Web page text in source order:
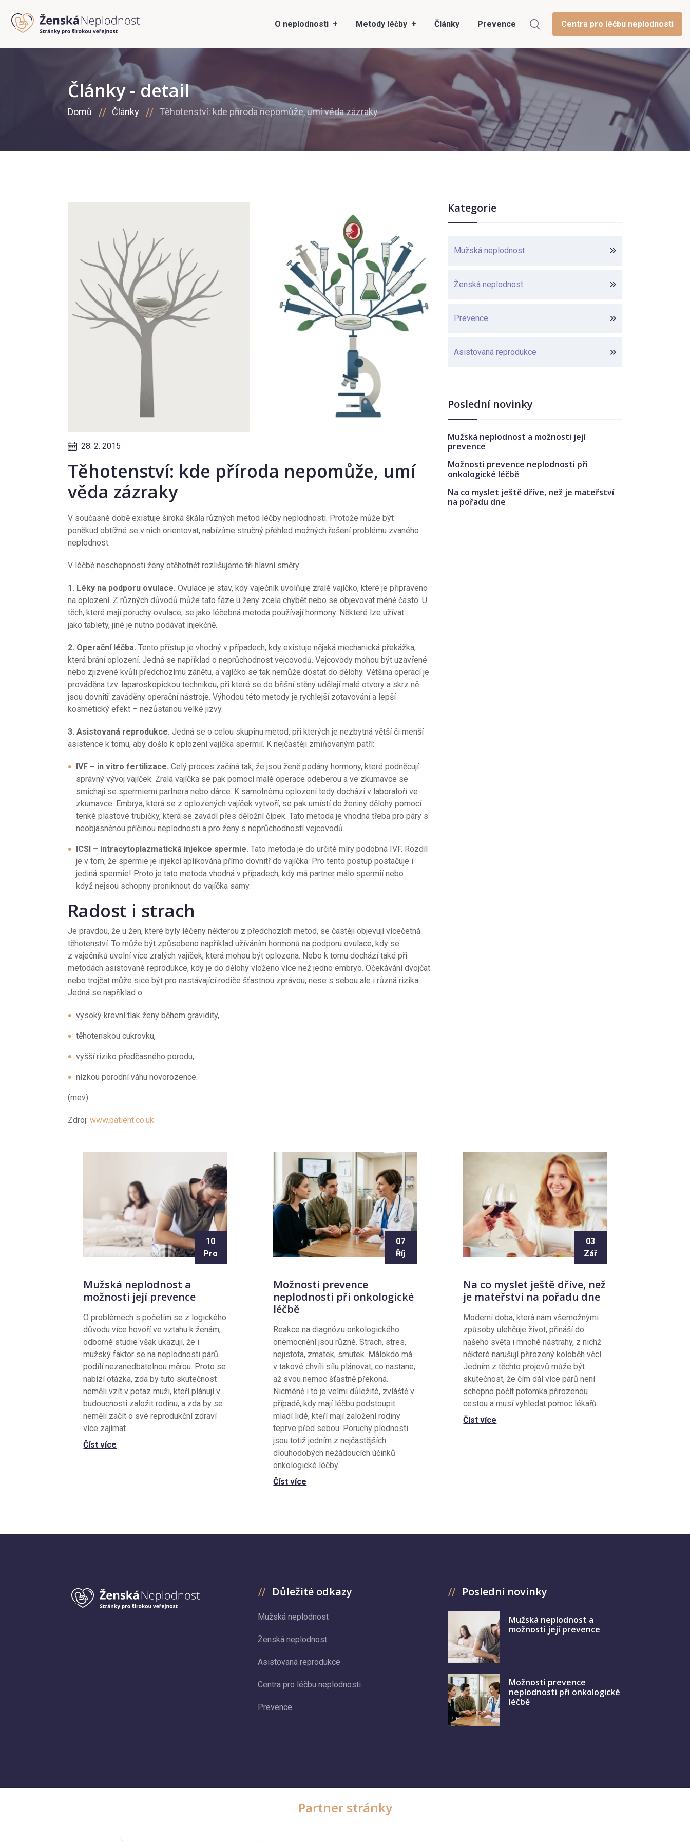
O neplodnosti Metody léčby Články Prevence Centra pro léčbu neplodnosti
Články - detail
Domů Články Těhotenství: kde příroda nepomůže, umí věda zázraky
28. 2. 2015
Těhotenství: kde příroda nepomůže, umí
věda zázraky
V současné době existuje široká škála různých metod léčby neplodnosti. Protože může být
poněkud obtížné se v nich orientovat, nabízíme stručný přehled možných řešení problému zvaného
neplodnost.
V léčbě neschopnosti ženy otěhotnět rozlišujeme tři hlavní směry:
1. Léky na podporu ovulace. Ovulace je stav, kdy vaječník uvolňuje zralé vajíčko, které je připraveno
na oplození. Z různých důvodů může tato fáze u ženy zcela chybět nebo se objevovat méně často. U
těch, které mají poruchy ovulace, se jako léčebná metoda používají hormony. Některé lze užívat
jako tablety, jiné je nutno podávat injekčně.
2. Operační léčba. Tento přístup je vhodný v případech, kdy existuje nějaká mechanická překážka,
která brání oplození. Jedná se například o neprůchodnost vejcovodů. Vejcovody mohou být uzavřené
nebo zjizvené kvůli předchozímu zánětu, a vajíčko se tak nemůže dostat do dělohy. Většina operací je
prováděna tzv. laparoskopickou technikou, při které se do břišní stěny udělají malé otvory a skrz ně
jsou dovnitř zaváděny operační nástroje. Výhodou této metody je rychlejší zotavování a lepší
kosmetický efekt – nezůstanou velké jizvy.
3. Asistovaná reprodukce. Jedná se o celou skupinu metod, při kterých je nezbytná větší či menší
asistence k tomu, aby došlo k oplození vajíčka spermií. K nejčastěji zmiňovaným patří:
IVF – in vitro fertilizace. Celý proces začíná tak, že jsou ženě podány hormony, které podněcují
správný vývoj vajíček. Zralá vajíčka se pak pomocí malé operace odeberou a ve zkumavce se
smíchají se spermiemi partnera nebo dárce. K samotnému oplození tedy dochází v laboratoři ve
zkumavce. Embrya, která se z oplozených vajíček vytvoří, se pak umístí do ženiny dělohy pomocí
tenké plastové trubičky, která se zavádí přes děložní čípek. Tato metoda je vhodná třeba pro páry s
neobjasněnou příčinou neplodnosti a pro ženy s neprůchodností vejcovodů.
ICSI – intracytoplazmatická injekce spermie. Tato metoda je do určité míry podobná IVF. Rozdíl
je v tom, že spermie je injekcí aplikována přímo dovnitř do vajíčka. Pro tento postup postačuje i
jediná spermie! Proto je tato metoda vhodná v případech, kdy má partner málo spermií nebo
když nejsou schopny proniknout do vajíčka samy.
Radost i strach
Je pravdou, že u žen, které byly léčeny některou z předchozích metod, se častěji objevují vícečetná
těhotenství. To může být způsobeno například užíváním hormonů na podporu ovulace, kdy se
z vaječníků uvolní více zralých vajíček, která mohou být oplozena. Nebo k tomu dochází také při
metodách asistované reprodukce, kdy je do dělohy vloženo více než jedno embryo. Očekávání dvojčat
nebo trojčat může sice být pro nastávající rodiče šťastnou zprávou, nese s sebou ale i různá rizika.
Jedná se například o:
vysoký krevní tlak ženy během gravidity,
těhotenskou cukrovku,
vyšší riziko předčasného porodu,
nízkou porodní váhu novorozence.
(mev)
Zdroj: www.patient.co.uk
Kategorie
Mužská neplodnost
Ženská neplodnost
Prevence
Asistovaná reprodukce
Poslední novinky
Mužská neplodnost a možnosti její
prevence
Možnosti prevence neplodnosti při
onkologické léčbě
Na co myslet ještě dříve, než je mateřství
na pořadu dne
10
Pro
Mužská neplodnost a
možnosti její prevence
O problémech s početím se z logického
důvodu více hovoří ve vztahu k ženám,
odborné studie však ukazují, že i
mužský faktor se na neplodnosti párů
podílí nezanedbatelnou měrou. Proto se
nabízí otázka, zda by tuto skutečnost
neměli vzít v potaz muži, kteří plánují v
budoucnosti založit rodinu, a zda by se
neměli začít o své reprodukční zdraví
více zajímat.
Číst více
07
Říj
Možnosti prevence
neplodnosti při onkologické
léčbě
Reakce na diagnózu onkologického
onemocnění jsou různé. Strach, stres,
nejistota, zmatek, smutek. Málokdo má
v takové chvíli sílu plánovat, co nastane,
až svou nemoc šťastně překoná.
Nicméně i to je velmi důležité, zvláště v
případě, kdy mají léčbu podstoupit
mladí lidé, kteří mají založení rodiny
teprve před sebou. Poruchy plodnosti
jsou totiž jedním z nejčastějších
dlouhodobých nežádoucích účinků
onkologické léčby.
Číst více
03
Zář
Na co myslet ještě dříve, než
je mateřství na pořadu dne
Moderní doba, která nám všemožnými
způsoby ulehčuje život, přináší do
našeho světa i mnohé nástrahy, z nichž
některé narušují přirozený koloběh věcí.
Jedním z těchto projevů může být
skutečnost, že čím dál více párů není
schopno počít potomka přirozenou
cestou a musí vyhledat pomoc lékařů.
Číst více
Důležité odkazy
Mužská neplodnost
Ženská neplodnost
Asistovaná reprodukce
Centra pro léčbu neplodnosti
Prevence
Poslední novinky
Mužská neplodnost a
možnosti její prevence
Možnosti prevence
neplodnosti při onkologické
léčbě
Partner stránky